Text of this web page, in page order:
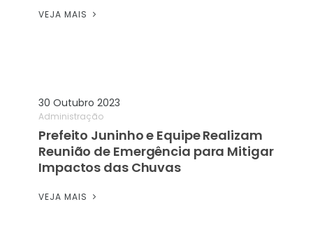
VEJA MAIS
30 Outubro 2023
Administração
Prefeito Juninho e Equipe Realizam
Reunião de Emergência para Mitigar
Impactos das Chuvas
VEJA MAIS